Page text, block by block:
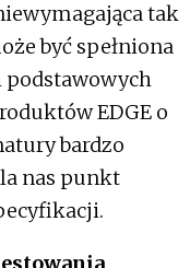
tak
być spełniona
podstawowych
EDGE o
bardzo
nas punkt